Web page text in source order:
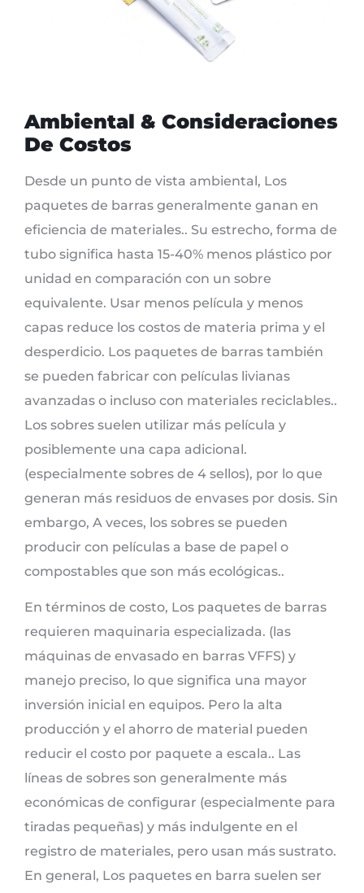
Ambiental & Consideraciones
De Costos
Desde un punto de vista ambiental, Los
paquetes de barras generalmente ganan en
eficiencia de materiales.. Su estrecho, forma de
tubo significa hasta 15-40% menos plástico por
unidad en comparación con un sobre
equivalente. Usar menos película y menos
capas reduce los costos de materia prima y el
desperdicio. Los paquetes de barras también
se pueden fabricar con películas livianas
avanzadas o incluso con materiales reciclables..
Los sobres suelen utilizar más película y
posiblemente una capa adicional.
(especialmente sobres de 4 sellos), por lo que
generan más residuos de envases por dosis. Sin
embargo, A veces, los sobres se pueden
producir con películas a base de papel o
compostables que son más ecológicas..
En términos de costo, Los paquetes de barras
requieren maquinaria especializada. (las
máquinas de envasado en barras VFFS) y
manejo preciso, lo que significa una mayor
inversión inicial en equipos. Pero la alta
producción y el ahorro de material pueden
reducir el costo por paquete a escala.. Las
líneas de sobres son generalmente más
económicas de configurar (especialmente para
tiradas pequeñas) y más indulgente en el
registro de materiales, pero usan más sustrato.
En general, Los paquetes en barra suelen ser